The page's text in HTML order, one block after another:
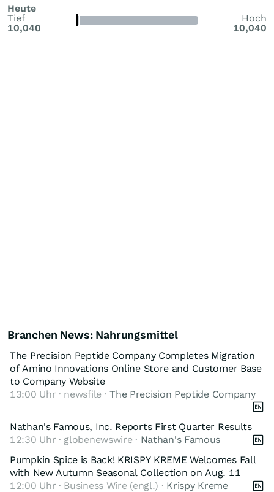
Heute
Tief
10,040
Hoch
10,040
Branchen News: Nahrungsmittel
The Precision Peptide Company Completes Migration
of Amino Innovations Online Store and Customer Base
to Company Website
13:00 Uhr · newsfile ·The Precision Peptide Company
Nathan's Famous, Inc. Reports First Quarter Results
12:30 Uhr · globenewswire · Nathan's Famous
Pumpkin Spice is Back! KRISPY KREME Welcomes Fall
with New Autumn Seasonal Collection on Aug. 11
12:00 Uhr · Business Wire (engl.) · Krispy Kreme